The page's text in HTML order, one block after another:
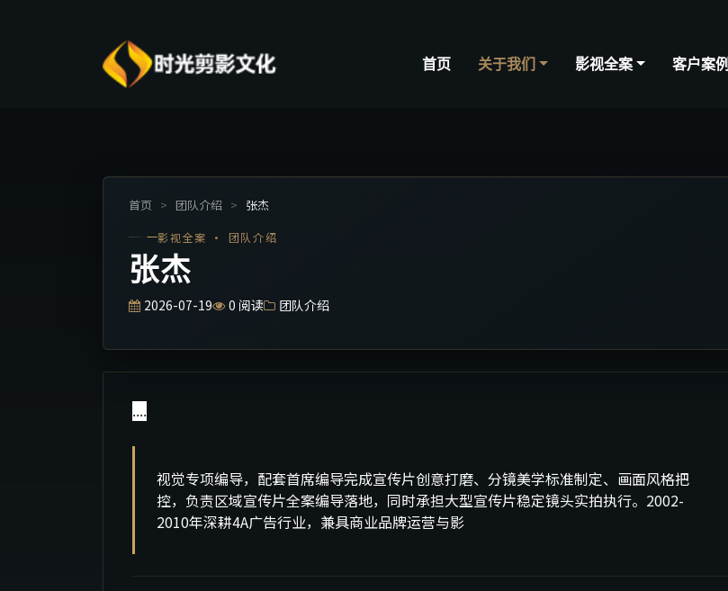
首页 关于我们 影视全案 客户案例
首页 > 团队介绍 > 张杰
影视全案 · 团队介绍
张杰
2026-07-19 0 阅读 团队介绍
....
视觉专项编导，配套首席编导完成宣传片创意打磨、分镜美学标准制定、画面风格把
控，负责区域宣传片全案编导落地，同时承担大型宣传片稳定镜头实拍执行。2002-
2010年深耕4A广告行业，兼具商业品牌运营与影